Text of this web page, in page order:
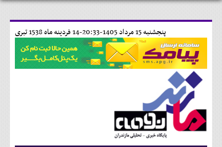
14 فردينه ماه 1538 تبری پنجشنبه 15 مرداد 1405-20:33-